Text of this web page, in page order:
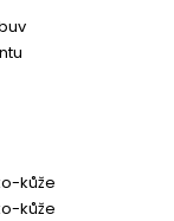
kůže
kůže